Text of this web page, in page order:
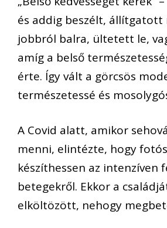
és addig beszélt,
jobbról balra, ültetett le,
amíg a belső
érte. Így vált a görcsös
természetessé és
A Covid alatt, amikor
menni, elintézte, hogy
készíthessen az intenzíven
betegekről. Ekkor a
elköltözött, nehogy